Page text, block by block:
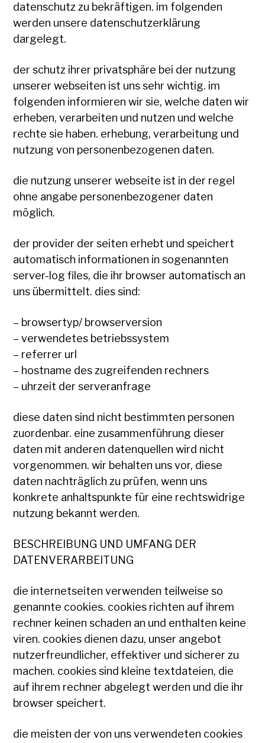
datenschutz zu bekräftigen. im folgenden
werden unsere datenschutzerklärung
dargelegt.
der schutz ihrer privatsphäre bei der nutzung
unserer webseiten ist uns sehr wichtig. im
folgenden informieren wir sie, welche daten wir
erheben, verarbeiten und nutzen und welche
rechte sie haben. erhebung, verarbeitung und
nutzung von personenbezogenen daten.
die nutzung unserer webseite ist in der regel
ohne angabe personenbezogener daten
möglich.
der provider der seiten erhebt und speichert
automatisch informationen in sogenannten
server-log files, die ihr browser automatisch an
uns übermittelt. dies sind:
– browsertyp/ browserversion
– verwendetes betriebssystem
– referrer url
– hostname des zugreifenden rechners
– uhrzeit der serveranfrage
diese daten sind nicht bestimmten personen
zuordenbar. eine zusammenführung dieser
daten mit anderen datenquellen wird nicht
vorgenommen. wir behalten uns vor, diese
daten nachträglich zu prüfen, wenn uns
konkrete anhaltspunkte für eine rechtswidrige
nutzung bekannt werden.
BESCHREIBUNG UND UMFANG DER
DATENVERARBEITUNG
die internetseiten verwenden teilweise so
genannte cookies. cookies richten auf ihrem
rechner keinen schaden an und enthalten keine
viren. cookies dienen dazu, unser angebot
nutzerfreundlicher, effektiver und sicherer zu
machen. cookies sind kleine textdateien, die
auf ihrem rechner abgelegt werden und die ihr
browser speichert.
die meisten der von uns verwendeten cookies